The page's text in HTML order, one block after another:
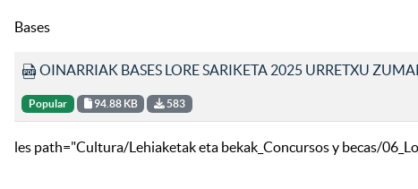
Bases
OINARRIAK BASES LORE SARIKETA 2025 URRETXU
Popular 94.88 KB 583
les path="Cultura/Lehiaketak eta bekak_Concursos y becas/